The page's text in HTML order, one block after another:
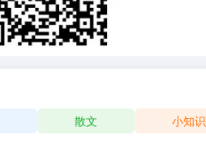
散文 小知识